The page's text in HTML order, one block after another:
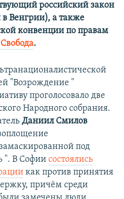
российский закон
Венгрии), а также
конвенции по правам
.
"Возрождение "
проголосовало две
Народного собрания.
Даниил Смилов
под
". В Софии состоялись
как против принятия
причём среди